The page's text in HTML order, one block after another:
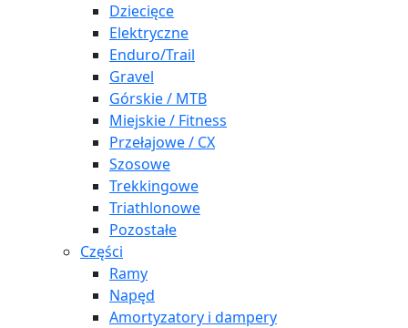
Dziecięce
Elektryczne
Enduro/Trail
Gravel
Górskie / MTB
Miejskie / Fitness
Przełajowe / CX
Szosowe
Trekkingowe
Triathlonowe
Pozostałe
Części
Ramy
Napęd
Amortyzatory i dampery